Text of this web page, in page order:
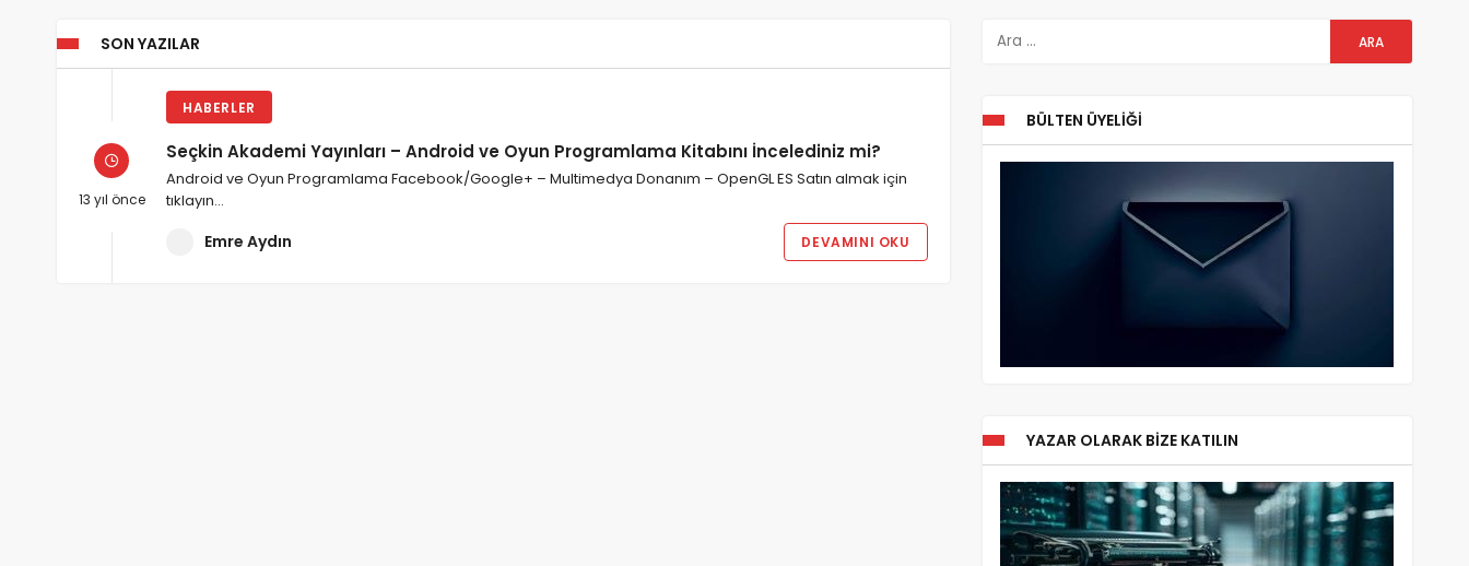
SON YAZILAR
13 yıl önce
HABERLER
Seçkin Akademi Yayınları – Android ve Oyun Programlama Kitabını İncelediniz mi?
Android ve Oyun Programlama Facebook/Google+ – Multimedya Donanım – OpenGL ES Satın almak için
tıklayın…
Emre Aydın DEVAMINI OKU
BÜLTEN ÜYELIĞI
YAZAR OLARAK BIZE KATILIN